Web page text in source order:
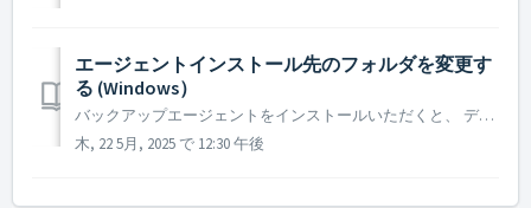
エージェントインストール先のフォルダを変更す
る (Windows）
バックアップエージェントをインストールいただくと、 デフォルトでは、Cドライブ上にバックアップで使用する各種ファイルがインストールされます。 こちらの記事では、インストール先のフォルダを変更する方法をご紹介いたします。 ※※注意※※ 2025年5月現在、インストール先のフォルダを変更いただきましても、一部...
木, 22 5月, 2025 で 12:30 午後